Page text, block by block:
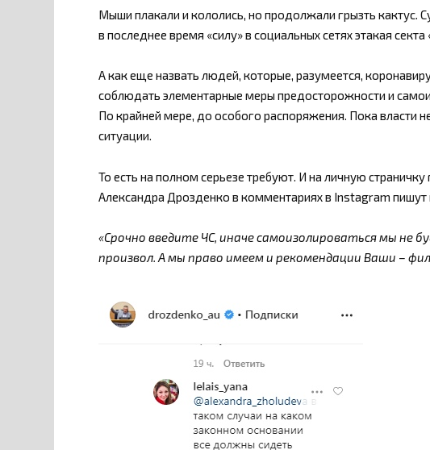
Мыши плакали и кололись, но продолжали грызть кактус.
в последнее время «силу» в социальных сетях этакая секта
А как еще назвать людей, которые, разумеется,
соблюдать элементарные меры предосторожности и
По крайней мере, до особого распоряжения. Пока власти
ситуации.
То есть на полном серьезе требуют. И на личную
Александра Дрозденко в комментариях в Instagram
«Срочно введите ЧС, иначе самоизолироваться мы не
произвол. А мы право имеем и рекомендации Ваши –